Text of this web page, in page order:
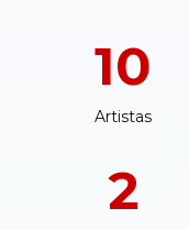
10
Artistas
2